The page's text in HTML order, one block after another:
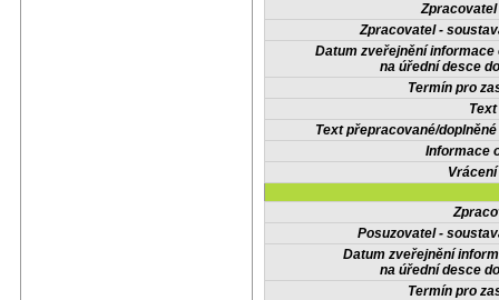
Zpracovatel -
Datum zveřejnění informace
na úřední desce
Termín pro
Text přepracované/
Informace
Posuzovatel -
Datum zveřejnění
na úřední desce
Termín pro